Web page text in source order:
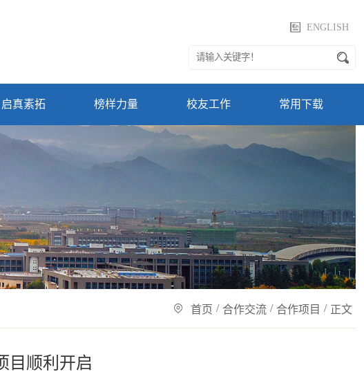
ENGLISH
启真素拓 榜样力量 校友工作 常用下载
首页 / 合作交流 / 合作项目 / 正文
目顺利开启